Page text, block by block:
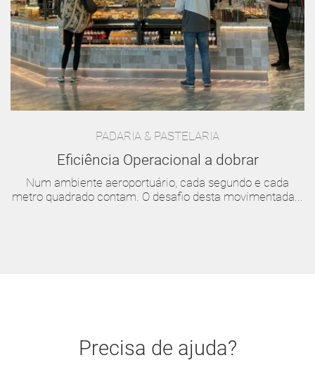
PADARIA & PASTELARIA
Eficiência Operacional a dobrar
Num ambiente aeroportuário, cada segundo e cada
metro quadrado contam. O desafio desta movimentada...
Precisa de ajuda?